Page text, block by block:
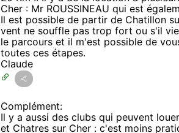
Cher : Mr ROUSSINEAU qui est
Il est possible de partir de Chatillon
vent ne souffle pas trop fort ou s'il
le parcours et il m'est possible de
toutes ces étapes.
Claude
Complément:
Il y a aussi des clubs qui peuvent
et Chatres sur Cher : c'est moins